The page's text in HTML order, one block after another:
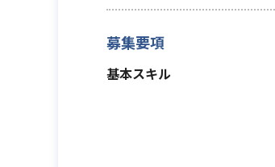
募集要項
基本スキル